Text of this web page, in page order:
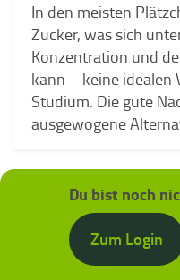
In den meisten
Zucker, was sich
Konzentration und
kann – keine idealen
Studium. Die gute
ausgewogene
Du bist noch
Zum Login